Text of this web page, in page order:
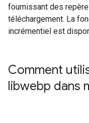
fournissant des
téléchargement. La
incrémentiel est
Comment
libwebp dans